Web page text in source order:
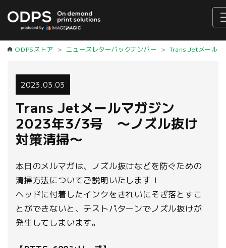
ODPSストア ニュースレターバックナンバー Trans Jetメールマ
2023.03.03
Trans Jetメールマガジン
2023年3/3号 〜ノズル抜け
対策清掃〜
本日のメルマガは、ノズル抜けなどを防ぐための
清掃方法についてご説明いたします！
ヘッドに付着したインクをきれいにそぎ落とすこ
とができないと、テストパターンでノズル抜けが
発生してしまいます。